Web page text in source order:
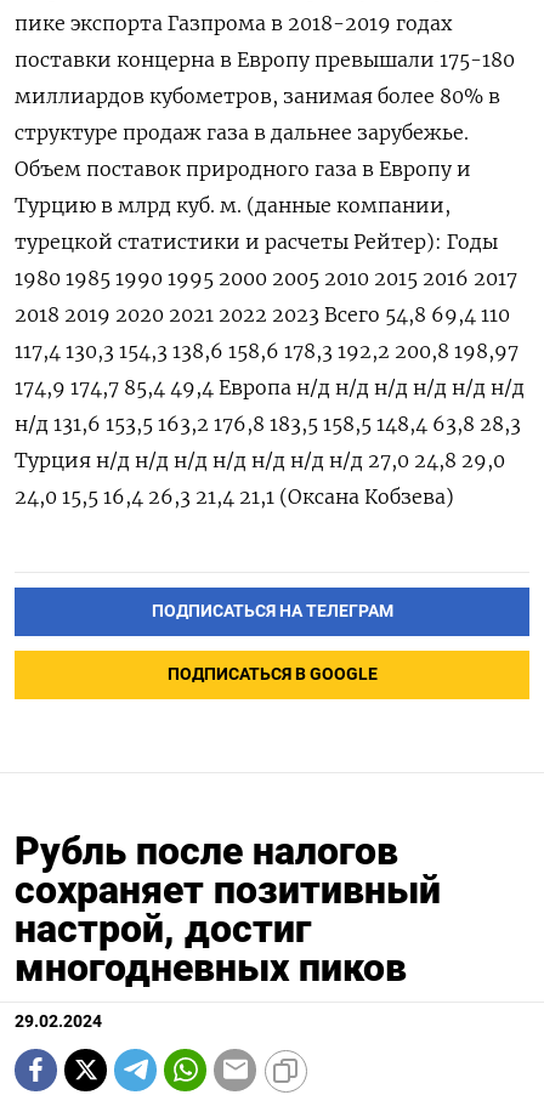
пике экспорта Газпрома в 2018-2019 годах
поставки концерна в Европу превышали 175-180
миллиардов кубометров, занимая более 80% в
структуре продаж газа в дальнее зарубежье.
Объем поставок природного газа в Европу и
Турцию в млрд куб. м. (данные компании,
турецкой статистики и расчеты Рейтер): Годы
1980 1985 1990 1995 2000 2005 2010 2015 2016 2017
2018 2019 2020 2021 2022 2023 Всего 54,8 69,4 110
117,4 130,3 154,3 138,6 158,6 178,3 192,2 200,8 198,97
174,9 174,7 85,4 49,4 Европа н/д н/д н/д н/д н/д н/д
н/д 131,6 153,5 163,2 176,8 183,5 158,5 148,4 63,8 28,3
Турция н/д н/д н/д н/д н/д н/д н/д 27,0 24,8 29,0
24,0 15,5 16,4 26,3 21,4 21,1 (Оксана Кобзева)
ПОДПИСАТЬСЯ НА ТЕЛЕГРАМ
ПОДПИСАТЬСЯ В GOOGLE
Рубль после налогов
сохраняет позитивный
настрой, достиг
многодневных пиков
29.02.2024